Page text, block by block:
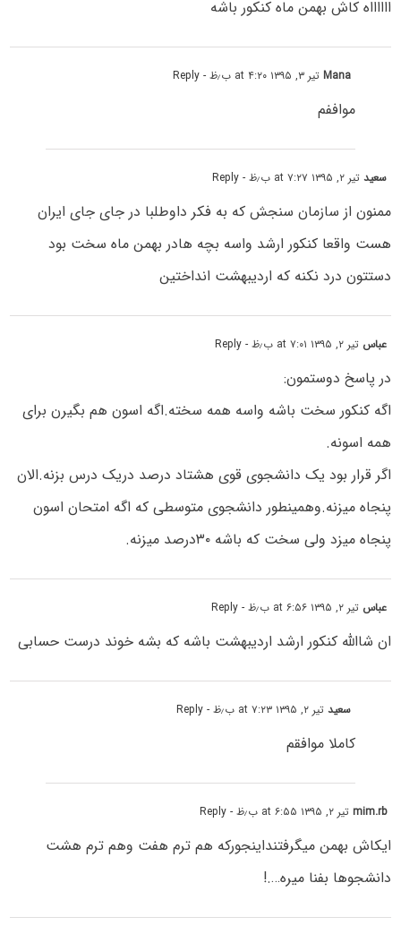
ااااااه کاش بهمن ماه کنکور باشه
Manaتیر ۳, ۱۳۹۵ at ۴:۲۰ ب٫ظ - Reply
مواففم
سعیدتیر ۲, ۱۳۹۵ at ۷:۲۷ ب٫ظ - Reply
ممنون از سازمان سنجش که به فکر داوطلبا در جای جای ایران
هست واقعا کنکور ارشد واسه بچه هادر بهمن ماه سخت بود
دستتون درد نکنه که اردیبهشت انداختین
عباس تیر ۲, ۱۳۹۵ at ۷:۰۱ ب٫ظ - Reply
در پاسخ دوستمون:
اگه کنکور سخت باشه واسه همه سخته.اگه اسون هم بگیرن برای
همه اسونه.
اگر قرار بود یک دانشجوی قوی هشتاد درصد دریک درس بزنه.الان
پنجاه میزنه.وهمینطور دانشجوی متوسطی که اگه امتحان اسون
پنجاه میزد ولی سخت که باشه ۳۰درصد میزنه.
عباس تیر ۲, ۱۳۹۵ at ۶:۵۶ ب٫ظ - Reply
ان شاالله کنکور ارشد اردیبهشت باشه که بشه خوند درست حسابی
سعیدتیر ۲, ۱۳۹۵ at ۷:۲۳ ب٫ظ - Reply
کاملا موافقم
mim.rbتیر ۲, ۱۳۹۵ at ۶:۵۵ ب٫ظ - Reply
ایکاش بهمن میگرفتنداینجورکه هم ترم هفت وهم ترم هشت
دانشجوها بفنا میره….!